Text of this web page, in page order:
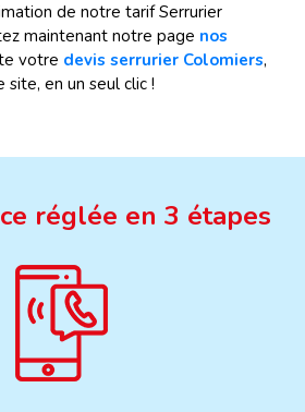
de notre tarif Serrurier
maintenant notre page nos
votre devis serrurier Colomiers,
en un seul clic !
réglée en 3 étapes